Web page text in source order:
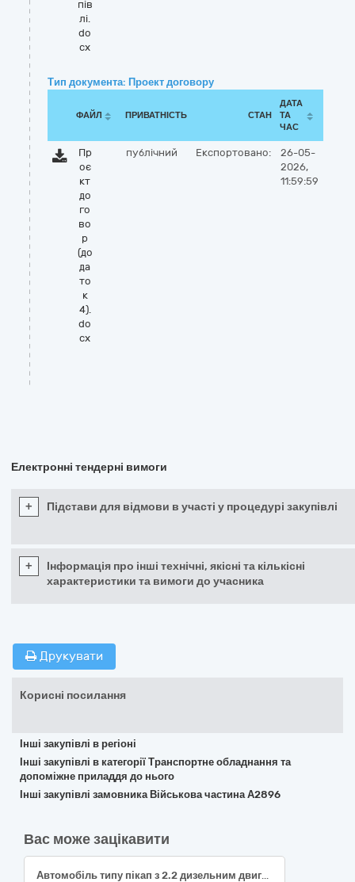
пів
лі.
do
cx
Тип документа: Проект договору
ФАЙЛ ПРИВАТНІСТЬ СТАН
ДАТА
ТА
ЧАС
Пр
оє
кт
до
го
во
р
(до
да
то
к
4).
do
cx
публічний Експортовано:
26-05-
2026,
11:59:59
Електронні тендерні вимоги
+ Підстави для відмови в участі у процедурі закупівлі
+
Інформація про інші технічні, якісні та кількісні
характеристики та вимоги до учасника
Друкувати
Корисні посилання
Інші закупівлі в регіоні
Інші закупівлі в категорії Транспортне обладнання та
допоміжне приладдя до нього
Інші закупівлі замовника Військова частина А2896
Вас може зацікавити
Автомобіль типу пікап з 2.2 дизельним двигуном